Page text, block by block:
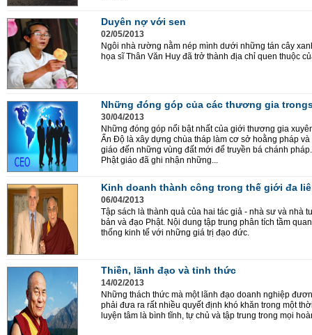
Duyên nợ với sen
02/05/2013
Ngôi nhà rường nằm nép mình dưới những tán cây
họa sĩ Thân Văn Huy đã trở thành địa chỉ quen thuộc
Những đóng góp của các thương gia
30/04/2013
Những đóng góp nổi bật nhất của giới thương gia
Ấn Độ là xây dựng chùa tháp làm cơ sở hoằng pháp
giáo đến những vùng đất mới để truyền bá chánh
Phật giáo đã ghi nhận những...
Kinh doanh thành công trong thế giới đa
06/04/2013
Tập sách là thành quả của hai tác giả - nhà sư và nhà
bản và đạo Phật. Nội dung tập trung phân tích tầm
thống kinh tế với những giá trị đạo đức.
Thiền, lãnh đạo và tỉnh thức
14/02/2013
Những thách thức mà một lãnh đạo doanh nghiệp
phải đưa ra rất nhiều quyết định khó khăn trong một
luyện tâm là bình tĩnh, tự chủ và tập trung trong mọi